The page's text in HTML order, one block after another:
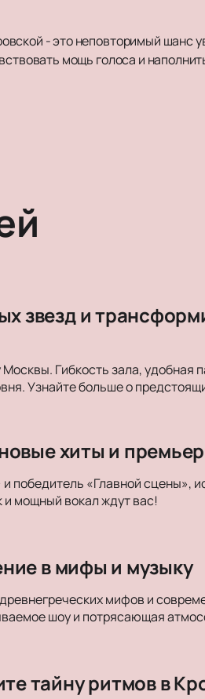
- это неповторимый шанс
мощь голоса и
звезд и
Гибкость зала, удобная
Узнайте больше о
хиты и
победитель «Главной сцены»,
мощный вокал ждут вас!
в мифы и музыку
мифов и
шоу и потрясающая
тайну ритмов в